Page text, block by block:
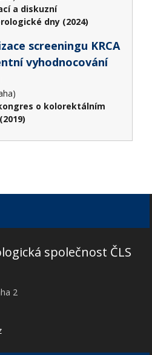
a diskuzní
dny (2024)
screeningu KRCA
vyhodnocování
o kolorektálním
společnost ČLS
2